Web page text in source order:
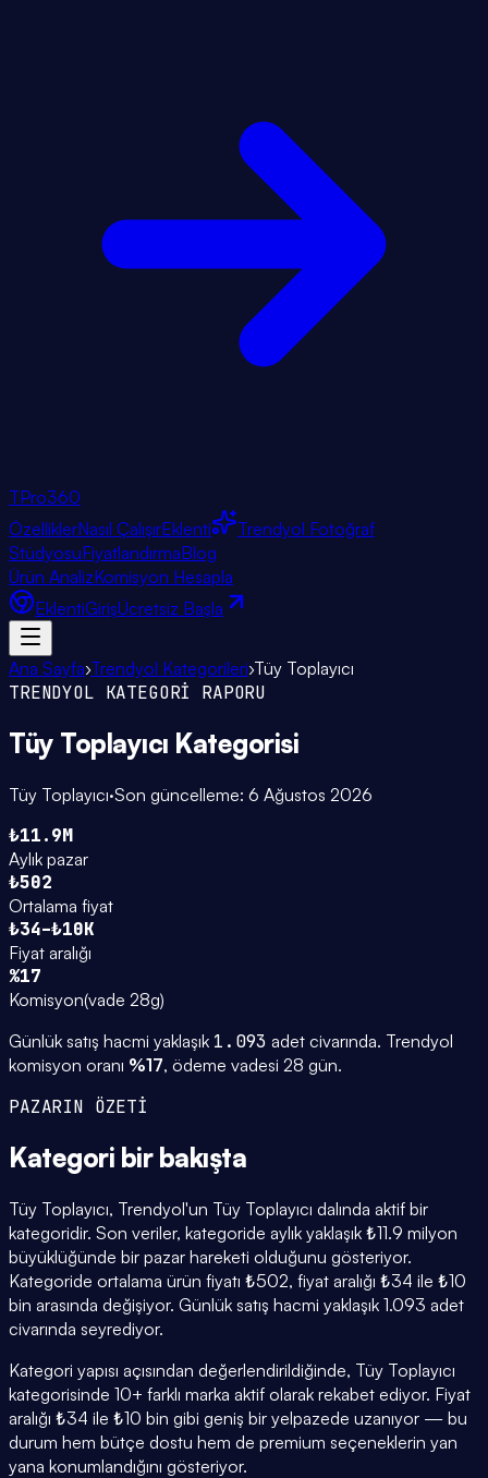
TPro360
ÖzelliklerNasıl ÇalışırEklenti
Trendyol Fotoğraf
StüdyosuFiyatlandırmaBlog
Ürün AnalizKomisyon Hesapla
EklentiGirişÜcretsiz Başla
Ana Sayfa›Trendyol Kategorileri›Tüy Toplayıcı
TRENDYOL KATEGORİ RAPORU
Tüy Toplayıcı Kategorisi
Tüy Toplayıcı·Son güncelleme: 6 Ağustos 2026
₺11.9M
Aylık pazar
₺502
Ortalama fiyat
₺34–₺10K
Fiyat aralığı
%17
Komisyon(vade 28g)
Günlük satış hacmi yaklaşık 1.093 adet civarında. Trendyol
komisyon oranı %17, ödeme vadesi 28 gün.
PAZARIN ÖZETİ
Kategori bir bakışta
Tüy Toplayıcı, Trendyol'un Tüy Toplayıcı dalında aktif bir
kategoridir. Son veriler, kategoride aylık yaklaşık ₺11.9 milyon
büyüklüğünde bir pazar hareketi olduğunu gösteriyor.
Kategoride ortalama ürün fiyatı ₺502, fiyat aralığı ₺34 ile ₺10
bin arasında değişiyor. Günlük satış hacmi yaklaşık 1.093 adet
civarında seyrediyor.
Kategori yapısı açısından değerlendirildiğinde, Tüy Toplayıcı
kategorisinde 10+ farklı marka aktif olarak rekabet ediyor. Fiyat
aralığı ₺34 ile ₺10 bin gibi geniş bir yelpazede uzanıyor — bu
durum hem bütçe dostu hem de premium seçeneklerin yan
yana konumlandığını gösteriyor.